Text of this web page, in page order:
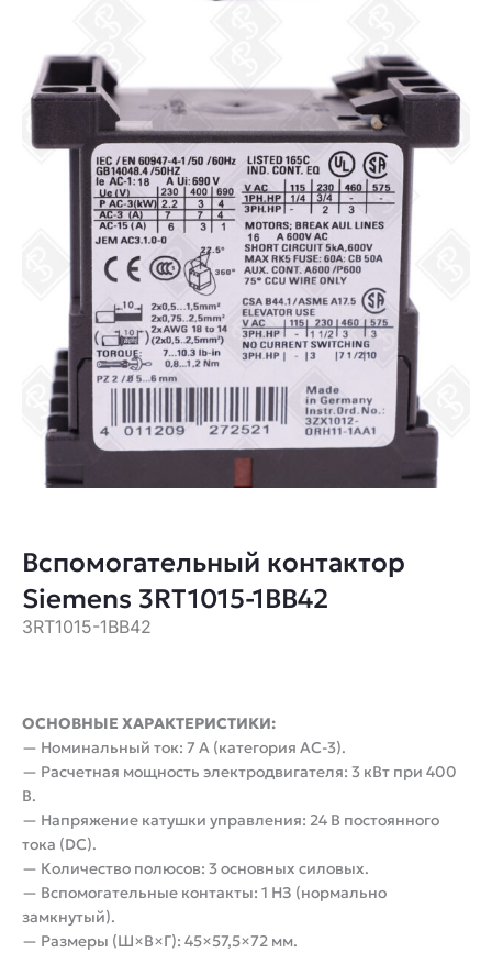
Вспомогательный контактор
Siemens 3RT1015-1BB42
3RT1015-1BB42
ОСНОВНЫЕ ХАРАКТЕРИСТИКИ:
— Номинальный ток: 7 А (категория AC-3).
— Расчетная мощность электродвигателя: 3 кВт при 400
В.
— Напряжение катушки управления: 24 В постоянного
тока (DC).
— Количество полюсов: 3 основных силовых.
— Вспомогательные контакты: 1 НЗ (нормально
замкнутый).
— Размеры (Ш×В×Г): 45×57,5×72 мм.